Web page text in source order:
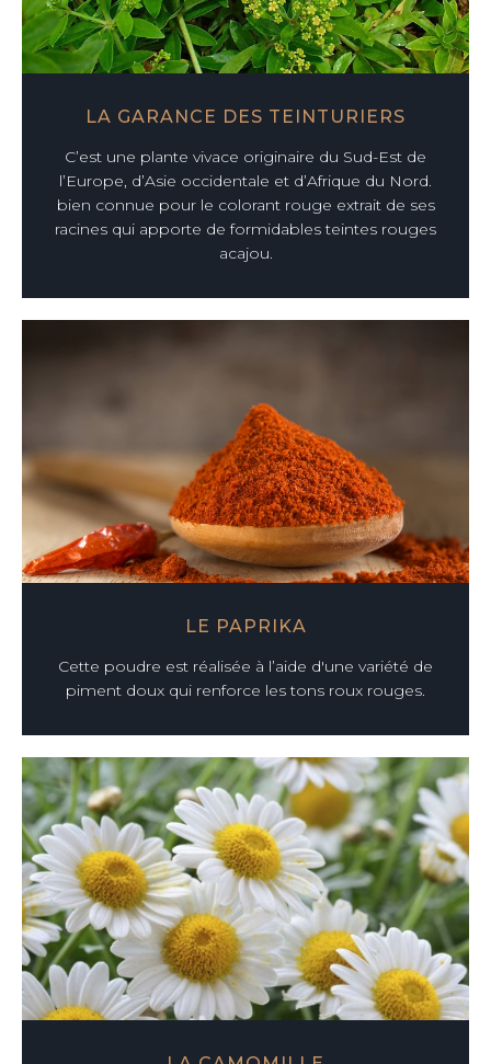
LA GARANCE DES TEINTURIERS
C’est une plante vivace originaire du Sud-Est de
l’Europe, d’Asie occidentale et d’Afrique du Nord.
bien connue pour le colorant rouge extrait de ses
racines qui apporte de formidables teintes rouges
acajou.
LE PAPRIKA
Cette poudre est réalisée à l’aide d'une variété de
piment doux qui renforce les tons roux rouges.